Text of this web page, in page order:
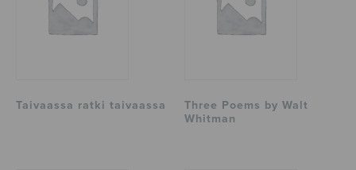
Taivaassa ratki taivaassa
Three Poems by Walt
Whitman